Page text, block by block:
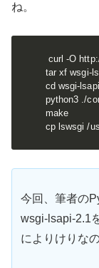
ね。
curl -O
tar xf wsgi-
cd wsgi-
python3 ./
make
cp lswsgi /
今回、筆者の
wsgi-lsapi-2.1
によりけりな